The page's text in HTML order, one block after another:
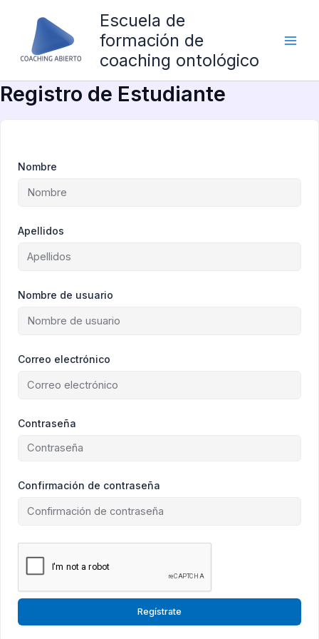
contenido
Escuela de
formación de
coaching ontológico
Registro de Estudiante
Nombre
Apellidos
Nombre de usuario
Correo electrónico
Contraseña
Confirmación de contraseña
Regístrate